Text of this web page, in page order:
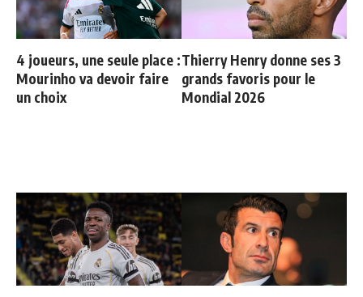
4 joueurs, une seule place :
Mourinho va devoir faire
un choix
Thierry Henry donne ses 3
grands favoris pour le
Mondial 2026